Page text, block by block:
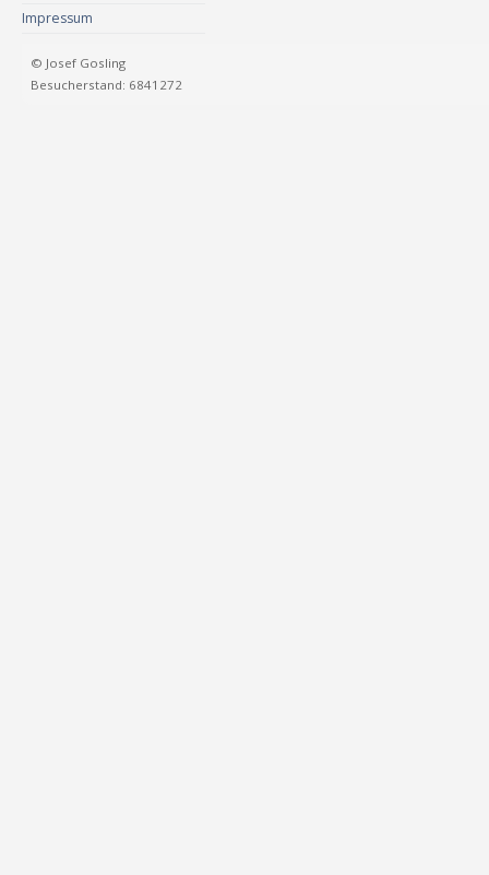
Impressum
© Josef Gosling
Besucherstand: 6841272